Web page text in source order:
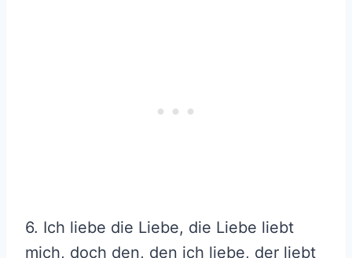
6. Ich liebe die Liebe, die Liebe liebt
mich, doch den, den ich liebe, der liebt